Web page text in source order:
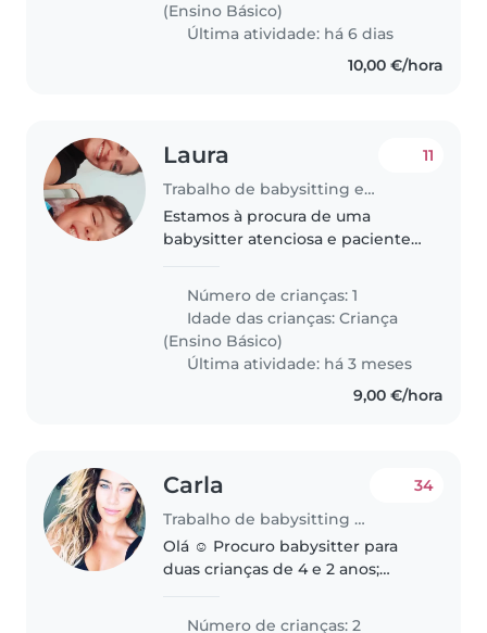
(Ensino Básico)
Última atividade: há 6 dias
10,00 €/hora
Laura
Trabalho de babysitting em Funchal
11
Estamos à procura de uma
babysitter atenciosa e paciente
aluno do ensino fundamental
cheio de energia e amor. Ele é
muito criativo e adora brincar.
Preferimos..
Número de crianças: 1
Idade das crianças:Criança
(Ensino Básico)
Última atividade: há 3 meses
9,00 €/hora
Carla
Trabalho de babysitting em Funchal
34
Olá ☺️ Procuro babysitter para
duas crianças de 4 e 2 anos;
segunda a sexta. Para ajudar com
Número de crianças: 2